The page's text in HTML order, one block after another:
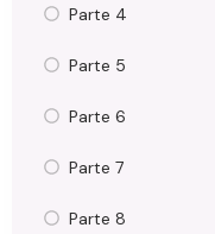
Parte 4
Parte 5
Parte 6
Parte 7
Parte 8